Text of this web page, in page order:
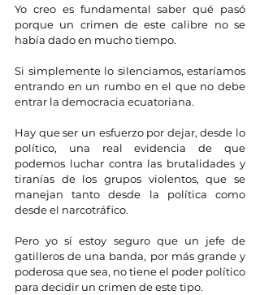
Yo creo es fundamental saber qué pasó
porque un crimen de este calibre no se
había dado en mucho tiempo.
Si simplemente lo silenciamos, estaríamos
entrando en un rumbo en el que no debe
entrar la democracia ecuatoriana.
Hay que ser un esfuerzo por dejar, desde lo
político, una real evidencia de que
podemos luchar contra las brutalidades y
tiranías de los grupos violentos, que se
manejan tanto desde la política como
desde el narcotráfico.
Pero yo sí estoy seguro que un jefe de
gatilleros de una banda, por más grande y
poderosa que sea, no tiene el poder político
para decidir un crimen de este tipo.